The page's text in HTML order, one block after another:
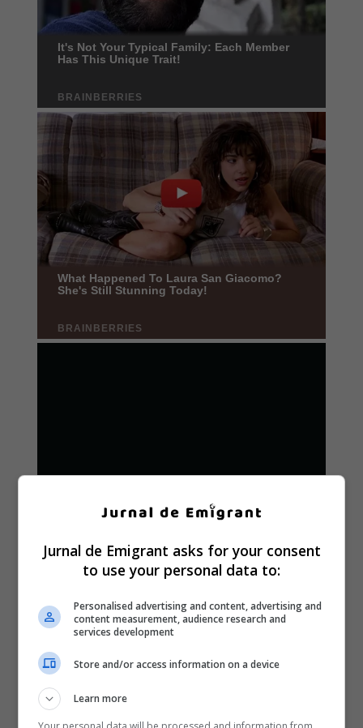
Jurnal de Emigrant asks for your consent
to use your personal data to:
Personalised advertising and content, advertising and
content measurement, audience research and
services development
Store and/or access information on a device
Learn more